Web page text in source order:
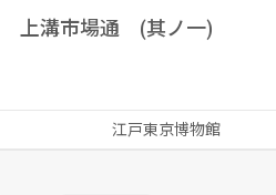
上溝市場通 (其ノ一)
江戸東京博物館